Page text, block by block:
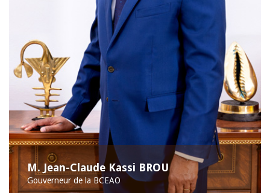
M. Jean-Claude Kassi BROU
Gouverneur de la BCEAO